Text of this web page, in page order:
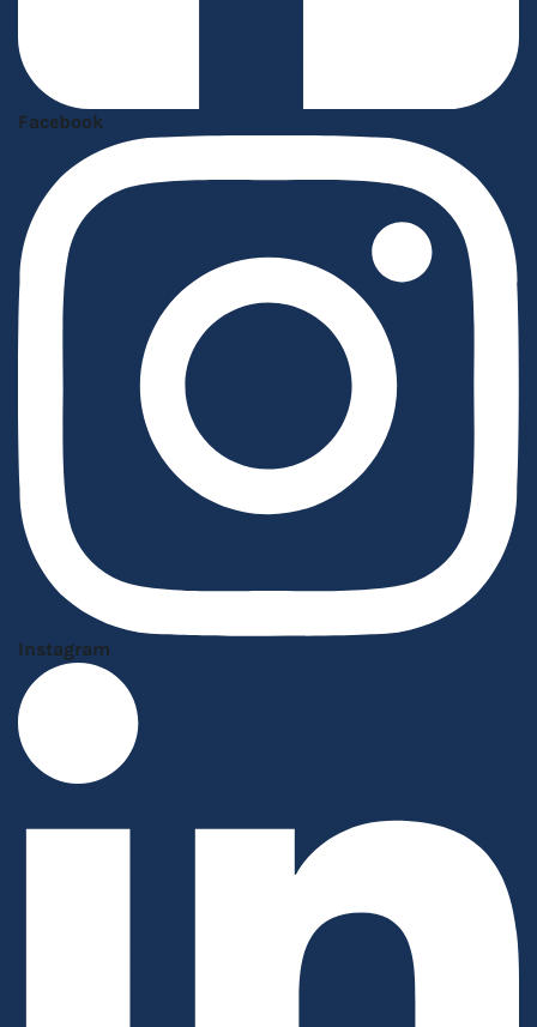
Facebook
Instagram